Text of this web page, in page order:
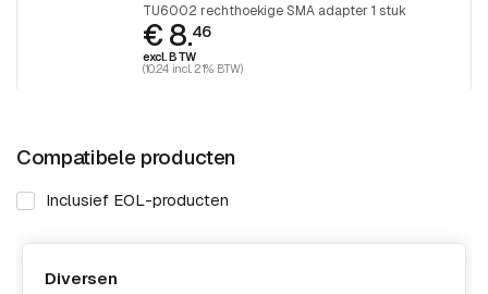
TU6002 rechthoekige SMA adapter 1 stuk
€ 8.46
excl. BTW
(10.24 incl. 21% BTW)
Compatibele producten
Inclusief EOL-producten
Diversen